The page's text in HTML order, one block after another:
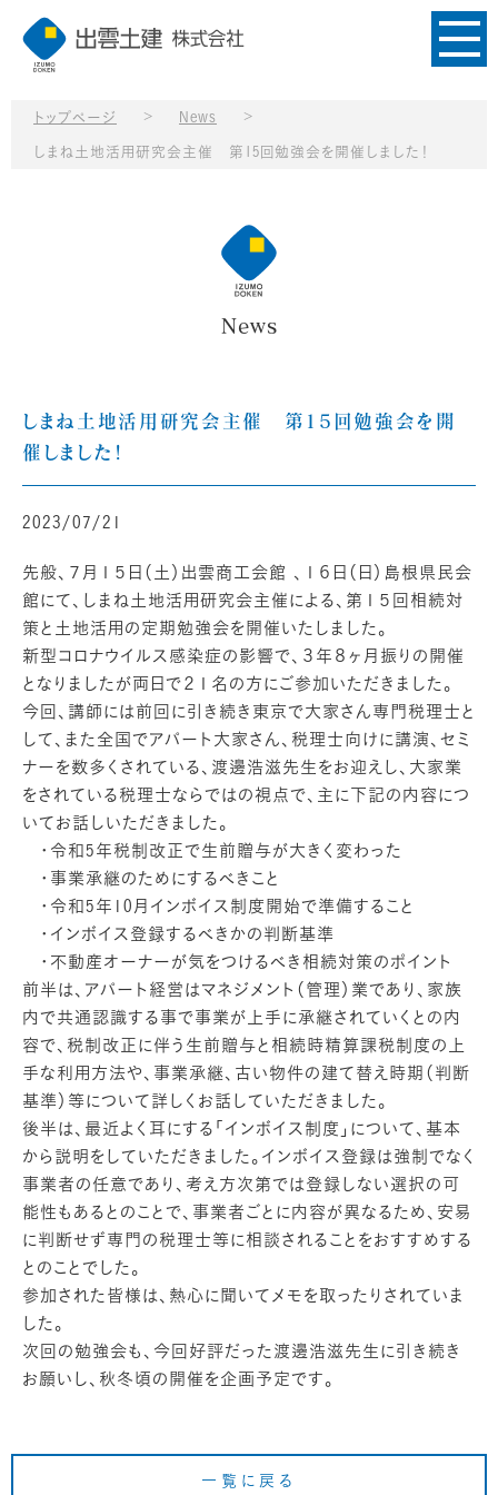
トップページ > News >
しまね土地活用研究会主催 第15回勉強会を開催しました！
News
しまね土地活用研究会主催 第15回勉強会を開
催しました！
2023/07/21
先般、７月１５日（土）出雲商工会館 、１６日（日）島根県民会
館にて、しまね土地活用研究会主催による、第１５回相続対
策と土地活用の定期勉強会を開催いたしました。
新型コロナウイルス感染症の影響で、３年８ヶ月振りの開催
となりましたが両日で２１名の方にご参加いただきました。
今回、講師には前回に引き続き東京で大家さん専門税理士と
して、また全国でアパート大家さん、税理士向けに講演、セミ
ナーを数多くされている、渡邊浩滋先生をお迎えし、大家業
をされている税理士ならではの視点で、主に下記の内容につ
いてお話しいただきました。
・令和5年税制改正で生前贈与が大きく変わった
・事業承継のためにするべきこと
・令和5年10月インボイス制度開始で準備すること
・インボイス登録するべきかの判断基準
・不動産オーナーが気をつけるべき相続対策のポイント
前半は、アパート経営はマネジメント（管理）業であり、家族
内で共通認識する事で事業が上手に承継されていくとの内
容で、税制改正に伴う生前贈与と相続時精算課税制度の上
手な利用方法や、事業承継、古い物件の建て替え時期（判断
基準）等について詳しくお話していただきました。
後半は、最近よく耳にする「インボイス制度」について、基本
から説明をしていただきました。インボイス登録は強制でなく
事業者の任意であり、考え方次第では登録しない選択の可
能性もあるとのことで、事業者ごとに内容が異なるため、安易
に判断せず専門の税理士等に相談されることをおすすめする
とのことでした。
参加された皆様は、熱心に聞いてメモを取ったりされていま
した。
次回の勉強会も、今回好評だった渡邊浩滋先生に引き続き
お願いし、秋冬頃の開催を企画予定です。
一覧に戻る